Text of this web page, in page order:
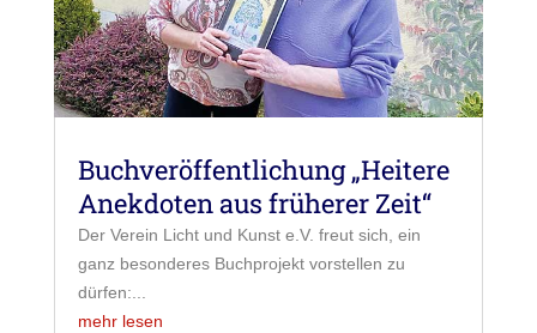
Buchveröffentlichung „Heitere
Anekdoten aus früherer Zeit“
Der Verein Licht und Kunst e.V. freut sich, ein
ganz besonderes Buchprojekt vorstellen zu
dürfen:...
mehr lesen